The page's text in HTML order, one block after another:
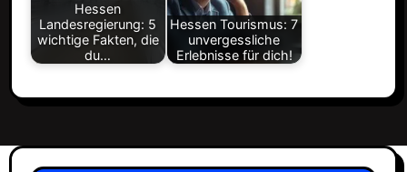
Hessen
Landesregierung: 5
wichtige Fakten, die
du…
Hessen Tourismus: 7
unvergessliche
Erlebnisse für dich!